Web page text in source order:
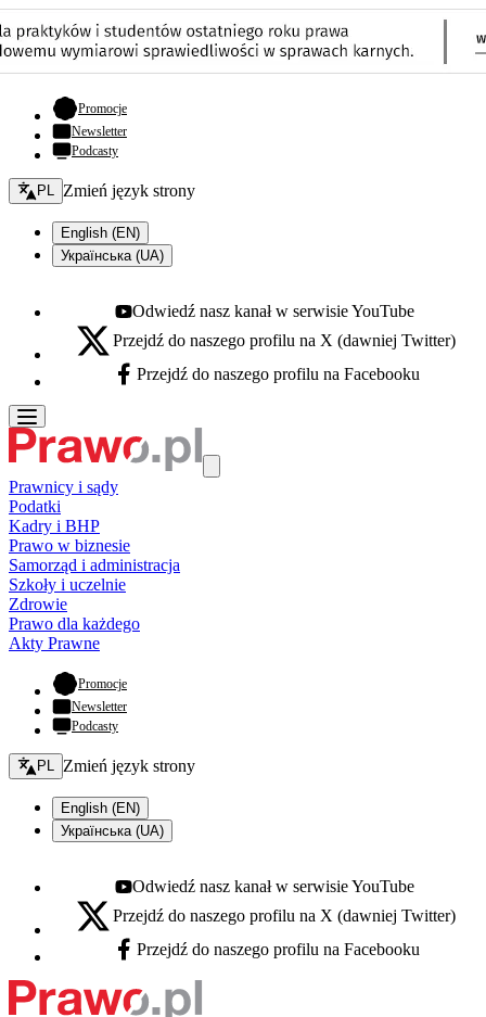
Promocje- otwiera się w nowej karcie
Newsletter
Podcasty
Zmień język - bieżący:
PL Zmień język strony
English (EN)
Українська (UA)
Youtube - otwiera się w nowej karcie
Odwiedź nasz kanał w serwisie YouTube
X - otwiera się w nowej karcie
Przejdź do naszego profilu na X (dawniej Twitter)
Facebook - otwiera się w nowej karcie
Przejdź do naszego profilu na Facebooku
Prawnicy i sądy
Podatki
Kadry i BHP
Prawo w biznesie
Samorząd i administracja
Szkoły i uczelnie
Zdrowie
Prawo dla każdego
Akty Prawne
Promocje- otwiera się w nowej karcie
Newsletter
Podcasty
Zmień język - bieżący:
PL Zmień język strony
English (EN)
Українська (UA)
Youtube - otwiera się w nowej karcie
Odwiedź nasz kanał w serwisie YouTube
X - otwiera się w nowej karcie
Przejdź do naszego profilu na X (dawniej Twitter)
Facebook - otwiera się w nowej karcie
Przejdź do naszego profilu na Facebooku